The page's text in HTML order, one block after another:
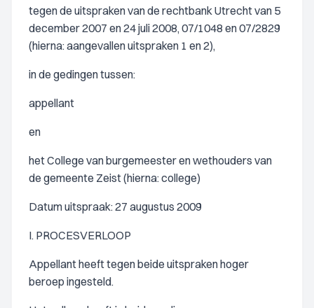
tegen de uitspraken van de rechtbank Utrecht van 5
december 2007 en 24 juli 2008, 07/1048 en 07/2829
(hierna: aangevallen uitspraken 1 en 2),
in de gedingen tussen:
appellant
en
het College van burgemeester en wethouders van
de gemeente Zeist (hierna: college)
Datum uitspraak: 27 augustus 2009
I. PROCESVERLOOP
Appellant heeft tegen beide uitspraken hoger
beroep ingesteld.